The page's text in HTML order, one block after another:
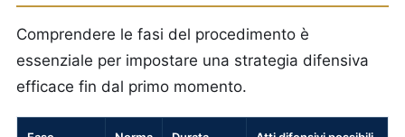
Comprendere le fasi del procedimento è
essenziale per impostare una strategia difensiva
efficace fin dal primo momento.